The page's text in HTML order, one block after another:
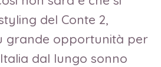
del Conte 2,
grande opportunità per
dal lungo sonno